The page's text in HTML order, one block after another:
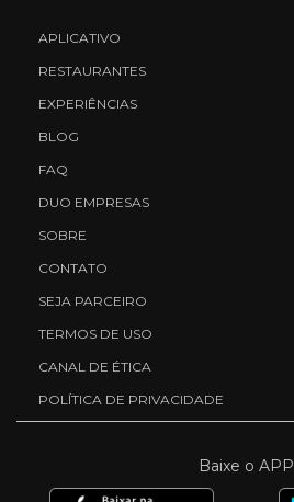
APLICATIVO
RESTAURANTES
EXPERIÊNCIAS
BLOG
FAQ
DUO EMPRESAS
SOBRE
CONTATO
SEJA PARCEIRO
TERMOS DE USO
CANAL DE ÉTICA
POLÍTICA DE PRIVACIDADE
Baixe o APP